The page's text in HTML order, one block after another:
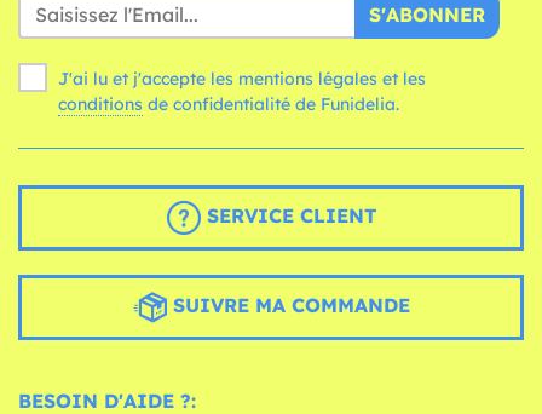
S'ABONNER
J'ai lu et j'accepte les mentions légales et les
conditions de confidentialité de Funidelia.
SERVICE CLIENT
SUIVRE MA COMMANDE
BESOIN D'AIDE ?: